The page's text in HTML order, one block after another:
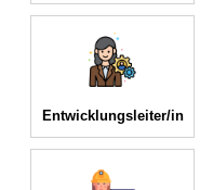
Entwicklungsleiter/in